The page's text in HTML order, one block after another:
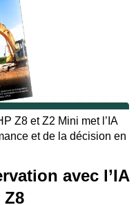
Z8 et Z2 Mini met l’IA
et de la décision en
avec l’IA
Z8